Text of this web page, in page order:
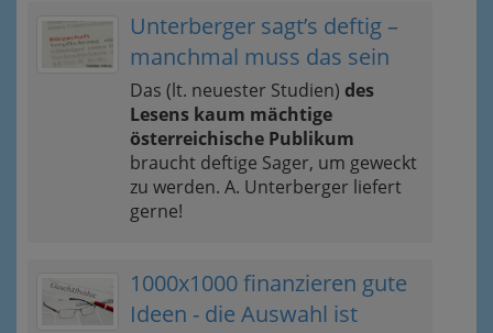
Unterberger sagt’s deftig –
manchmal muss das sein
Das (lt. neuester Studien) des
Lesens kaum mächtige
österreichische Publikum
braucht deftige Sager, um geweckt
zu werden. A. Unterberger liefert
gerne!
1000x1000 finanzieren gute
Ideen - die Auswahl ist